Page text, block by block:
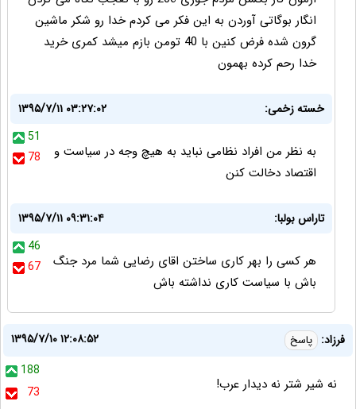
انگار بوگاتی آوردن به این فکر می کردم خدا رو شکر ماشین
گرون شده فرض کنین با 40 تومن بازم میشد کمری خرید
خدا رحم کرده بهمون
خسته زخمی:
۱۳۹۵/۷/۱۱ ۰۳:۲۷:۰۲
51
78
به نظر من افراد نظامی نباید به هیچ وجه در سیاست و
اقتصاد دخالت کنن
تاراس بولبا:
۱۳۹۵/۷/۱۱ ۰۹:۳۱:۰۴
46
67
هر کسی را بهر کاری ساختن اقای رضایی شما مرد جنگ
باش با سیاست کاری نداشته باش
فرزاد: پاسخ
۱۳۹۵/۷/۱۰ ۱۲:۰۸:۵۲
188
73
نه شیر شتر نه دیدار عرب!